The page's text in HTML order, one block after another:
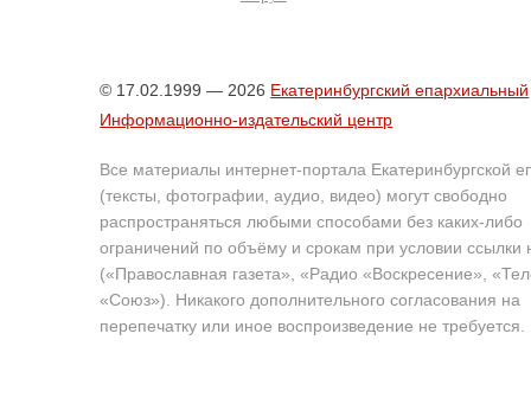
© 17.02.1999 — 2026 Екатеринбургский епархиальный
Информационно-издательский центр
Все материалы интернет-портала Екатеринбургской
(тексты, фотографии, аудио, видео) могут свободно
распространяться любыми способами без каких-либо
ограничений по объёму и срокам при условии ссылки
(«Православная газета», «Радио «Воскресение»,
«Союз»). Никакого дополнительного согласования на
перепечатку или иное воспроизведение не требуется.